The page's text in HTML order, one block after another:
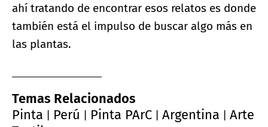
ahí tratando de encontrar esos relatos es donde
también está el impulso de buscar algo más en
las plantas.
Temas Relacionados
Pinta
Perú Pinta PArC Argentina
Arte